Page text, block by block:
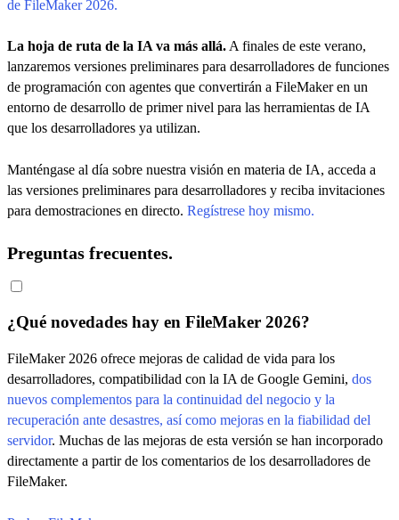
de FileMaker 2026.
La hoja de ruta de la IA va más allá.A finales de este verano,
lanzaremos versiones preliminares para desarrolladores de funciones
de programación con agentes que convertirán a FileMaker en un
entorno de desarrollo de primer nivel para las herramientas de IA
que los desarrolladores ya utilizan.
Manténgase al día sobre nuestra visión en materia de IA, acceda a
las versiones preliminares para desarrolladores y reciba invitaciones
para demostraciones en directo. Regístrese hoy mismo.
Preguntas frecuentes.
¿Qué novedades hay en FileMaker 2026?
FileMaker 2026 ofrece mejoras de calidad de vida para los
desarrolladores, compatibilidad con la IA de Google Gemini, dos
nuevos complementos para la continuidad del negocio y la
recuperación ante desastres, así como mejoras en la fiabilidad del
servidor. Muchas de las mejoras de esta versión se han incorporado
directamente a partir de los comentarios de los desarrolladores de
FileMaker.